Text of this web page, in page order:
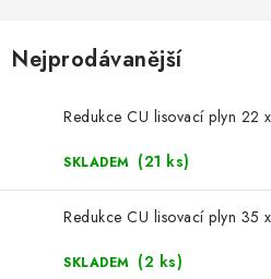
VODOINSTALACE
⭐ NEJLÉPE HODNOCENÉ
Nejprodávanější
Redukce CU lisovací plyn 22
SKLADEM (21 ks)
Redukce CU lisovací plyn 35
SKLADEM (2 ks)